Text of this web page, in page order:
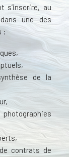
s’inscrire, au
une des
:
de la
contrats de